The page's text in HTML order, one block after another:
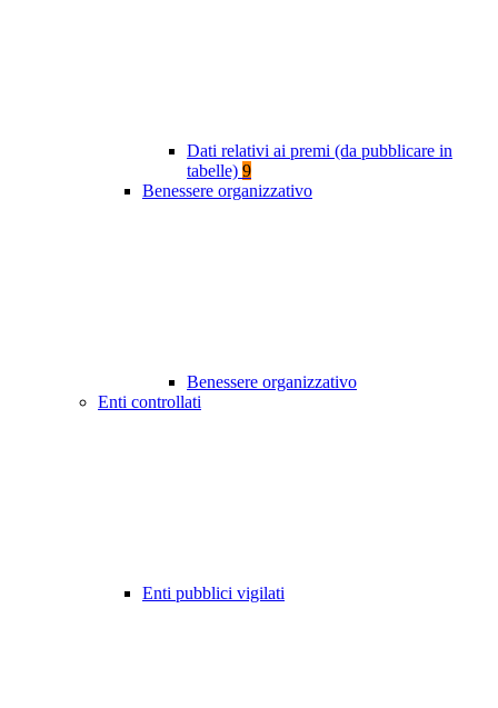
Dati relativi ai premi (da pubblicare in
tabelle) 9
Benessere organizzativo
Benessere organizzativo
Enti controllati
Enti pubblici vigilati